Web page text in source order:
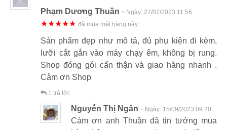
Phạm Dương Thuần - Ngày: 27/07/2023 11:56
★★★★★ đã mua mặt hàng này
Sản phẩm đẹp như mô tả, đủ phụ kiện đi kèm,
lưỡi cắt gắn vào máy chạy êm, không bị rung.
Shop đóng gói cẩn thận và giao hàng nhanh .
Cảm ơn Shop
1 trả lời:
Nguyễn Thị Ngân - Ngày: 15/09/2023 09:20
Cảm ơn anh Thuần đã tin tưởng mua